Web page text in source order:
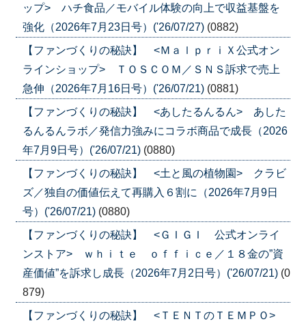
ップ> ハチ食品／モバイル体験の向上で収益基盤を
強化（2026年7月23日号）('26/07/27) (0882)
【ファンづくりの秘訣】 <ＭａｌｐｒｉＸ公式オン
ラインショップ> ＴＯＳＣＯＭ／ＳＮＳ訴求で売上
急伸（2026年7月16日号）('26/07/21) (0881)
【ファンづくりの秘訣】 <あしたるんるん> あした
るんるんラボ／発信力強みにコラボ商品で成長（2026
年7月9日号）('26/07/21) (0880)
【ファンづくりの秘訣】 <土と風の植物園> クラビ
ズ／独自の価値伝えて再購入６割に（2026年7月9日
号）('26/07/21) (0880)
【ファンづくりの秘訣】 <ＧＩＧＩ 公式オンライ
ンストア> ｗｈｉｔｅ ｏｆｆｉｃｅ／１８金の”資
産価値”を訴求し成長（2026年7月2日号）('26/07/21) (0
879)
【ファンづくりの秘訣】 <ＴＥＮＴのＴＥＭＰＯ>